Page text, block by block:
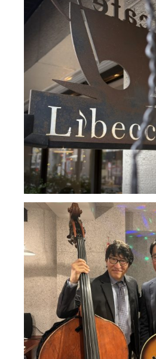
Online Lesson